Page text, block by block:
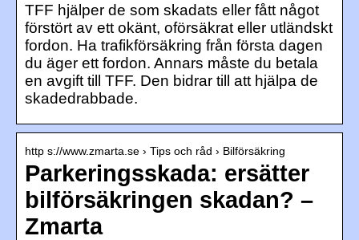
TFF hjälper de som skadats eller fått något
förstört av ett okänt, oförsäkrat eller utländskt
fordon. Ha trafikförsäkring från första dagen
du äger ett fordon. Annars måste du betala
en avgift till TFF. Den bidrar till att hjälpa de
skadedrabbade.
http s://www.zmarta.se › Tips och råd › Bilförsäkring
Parkeringsskada: ersätter
bilförsäkringen skadan? –
Zmarta